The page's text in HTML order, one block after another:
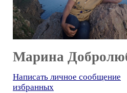
Марина
Написать личное сообщение
избранных